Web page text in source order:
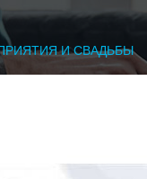
И СВАДЬБЫ